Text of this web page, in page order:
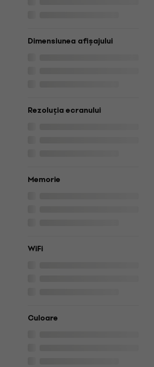
Dimensiunea afișajului
Rezoluția ecranului
Memorie
WiFi
Culoare